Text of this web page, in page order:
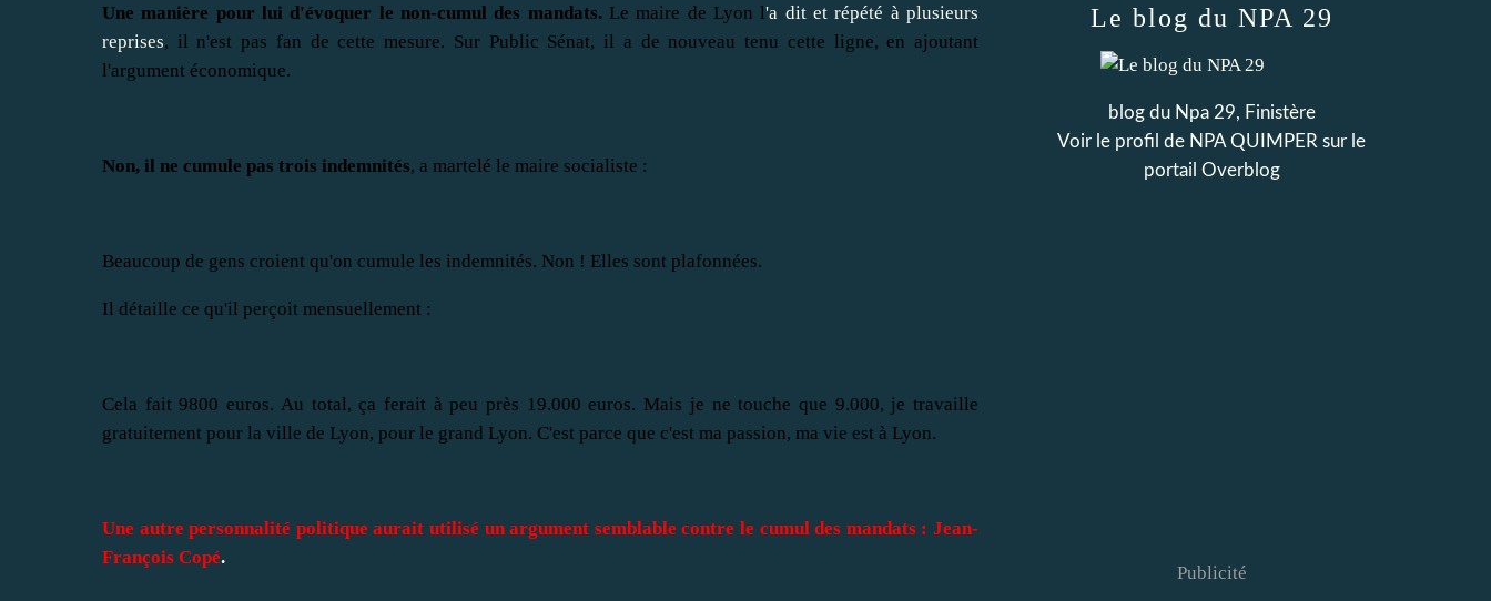
Une manière pour lui d'évoquer le non-cumul des mandats.Le maire de Lyon l'a dit et répété à plusieurs
reprises, il n'est pas fan de cette mesure. Sur Public Sénat, il a de nouveau tenu cette ligne, en ajoutant
l'argument économique.
Non, il ne cumule pas trois indemnités, a martelé le maire socialiste :
Beaucoup de gens croient qu'on cumule les indemnités. Non ! Elles sont plafonnées.
Il détaille ce qu'il perçoit mensuellement :
Cela fait 9800 euros. Au total, ça ferait à peu près 19.000 euros. Mais je ne touche que 9.000, je travaille
gratuitement pour la ville de Lyon, pour le grand Lyon. C'est parce que c'est ma passion, ma vie est à Lyon.
Une autre personnalité politique aurait utilisé un argument semblable contre le cumul des mandats : Jean-
François Copé.
Le blog du NPA 29
blog du Npa 29, Finistère
Voir le profil de NPA QUIMPER sur le
portail Overblog
Publicité